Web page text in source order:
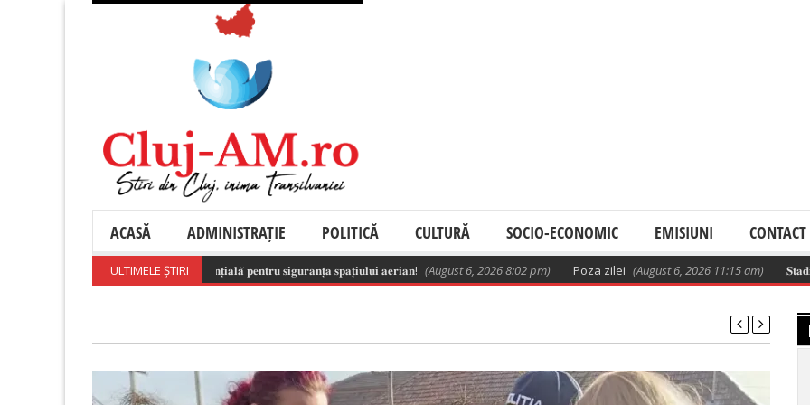
ACASĂ ADMINISTRAȚIE POLITICĂ CULTURĂ SOCIO-ECONOMIC EMISIUNI CONTACT
ULTIMELE ȘTIRI
𝐫𝐞𝐬𝐩𝐨𝐧𝐬𝐚𝐛𝐢𝐥𝐚̆ 𝐚 𝐝𝐫𝐨𝐧𝐞𝐥𝐨𝐫 𝐞𝐬𝐭𝐞 𝐞𝐬𝐞𝐧𝐭̦𝐢𝐚𝐥𝐚̆ 𝐩𝐞𝐧𝐭𝐫𝐮 𝐬𝐢𝐠𝐮𝐫𝐚𝐧𝐭̦𝐚 𝐬𝐩𝐚𝐭̦𝐢𝐮𝐥𝐮𝐢 𝐚𝐞𝐫𝐢𝐚𝐧! (August 6, 2026 8:02 pm) Poza zilei (August 6, 2026 11:15 am) 𝐒𝐭𝐚𝐝𝐢𝐮𝐥